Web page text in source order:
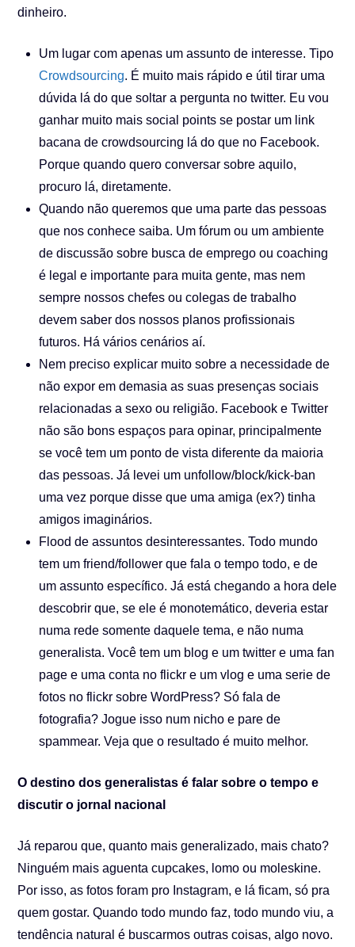
dinheiro.
Um lugar com apenas um assunto de interesse. Tipo
Crowdsourcing. É muito mais rápido e útil tirar uma
dúvida lá do que soltar a pergunta no twitter. Eu vou
ganhar muito mais social points se postar um link
bacana de crowdsourcing lá do que no Facebook.
Porque quando quero conversar sobre aquilo,
procuro lá, diretamente.
Quando não queremos que uma parte das pessoas
que nos conhece saiba. Um fórum ou um ambiente
de discussão sobre busca de emprego ou coaching
é legal e importante para muita gente, mas nem
sempre nossos chefes ou colegas de trabalho
devem saber dos nossos planos profissionais
futuros. Há vários cenários aí.
Nem preciso explicar muito sobre a necessidade de
não expor em demasia as suas presenças sociais
relacionadas a sexo ou religião. Facebook e Twitter
não são bons espaços para opinar, principalmente
se você tem um ponto de vista diferente da maioria
das pessoas. Já levei um unfollow/block/kick-ban
uma vez porque disse que uma amiga (ex?) tinha
amigos imaginários.
Flood de assuntos desinteressantes. Todo mundo
tem um friend/follower que fala o tempo todo, e de
um assunto específico. Já está chegando a hora dele
descobrir que, se ele é monotemático, deveria estar
numa rede somente daquele tema, e não numa
generalista. Você tem um blog e um twitter e uma fan
page e uma conta no flickr e um vlog e uma serie de
fotos no flickr sobre WordPress? Só fala de
fotografia? Jogue isso num nicho e pare de
spammear. Veja que o resultado é muito melhor.
O destino dos generalistas é falar sobre o tempo e
discutir o jornal nacional
Já reparou que, quanto mais generalizado, mais chato?
Ninguém mais aguenta cupcakes, lomo ou moleskine.
Por isso, as fotos foram pro Instagram, e lá ficam, só pra
quem gostar. Quando todo mundo faz, todo mundo viu, a
tendência natural é buscarmos outras coisas, algo novo.